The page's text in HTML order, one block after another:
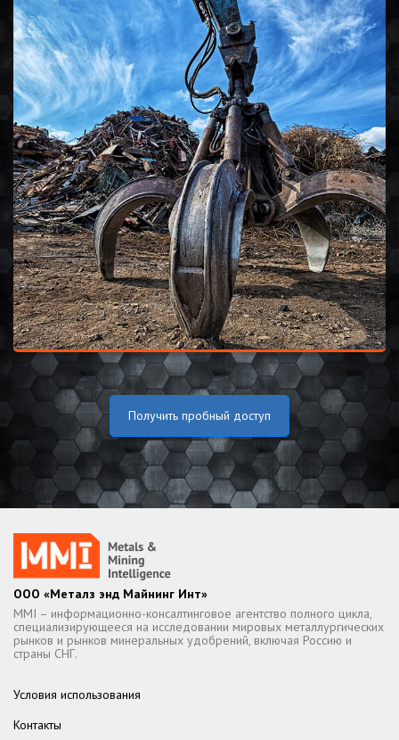
Получить пробный доступ
ООО «Металз энд Майнинг Инт»
MMI – информационно-консалтинговое агентство полного цикла,
специализирующееся на исследовании мировых металлургических
рынков и рынков минеральных удобрений, включая Россию и
страны СНГ.
Условия использования
Контакты